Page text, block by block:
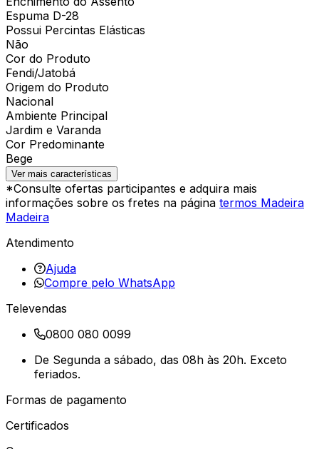
Espuma D-28
Possui Percintas Elásticas
Não
Cor do Produto
Fendi/Jatobá
Origem do Produto
Nacional
Ambiente Principal
Jardim e Varanda
Cor Predominante
Bege
Ver mais características
*Consulte ofertas participantes e adquira mais
informações sobre os fretes na página termos Madeira
Madeira
Atendimento
Ajuda
Compre pelo WhatsApp
Televendas
0800 080 0099
De Segunda a sábado, das 08h às 20h. Exceto
feriados.
Formas de pagamento
Certificados